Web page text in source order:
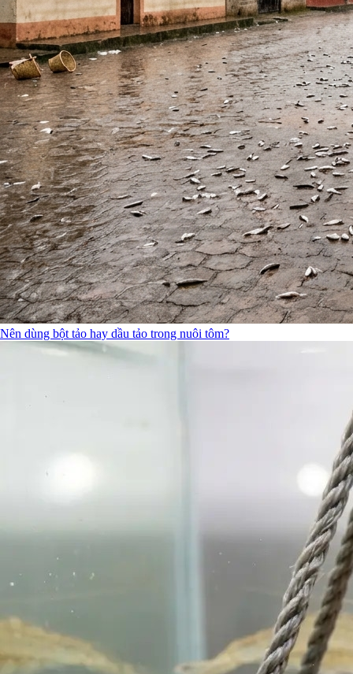
Nên dùng bột tảo hay dầu tảo trong nuôi tôm?